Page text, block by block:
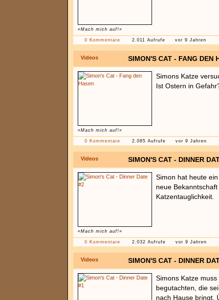
«Mach mich auf!»
0 Kommentare 2.011 Aufrufe vor 9 Jahren
Videos SIMON'S CAT - FANG DEN
«Mach mich auf!»
Simons Katze
Ist Ostern in
0 Kommentare 2.085 Aufrufe vor 9 Jahren
Videos SIMON'S CAT - DINNER
«Mach mich auf!»
Simon hat heute
neue
Katzentauglichkeit.
0 Kommentare 2.032 Aufrufe vor 9 Jahren
Videos SIMON'S CAT - DINNER
Simons Katze
begutachten, die
nach Hause bringt.